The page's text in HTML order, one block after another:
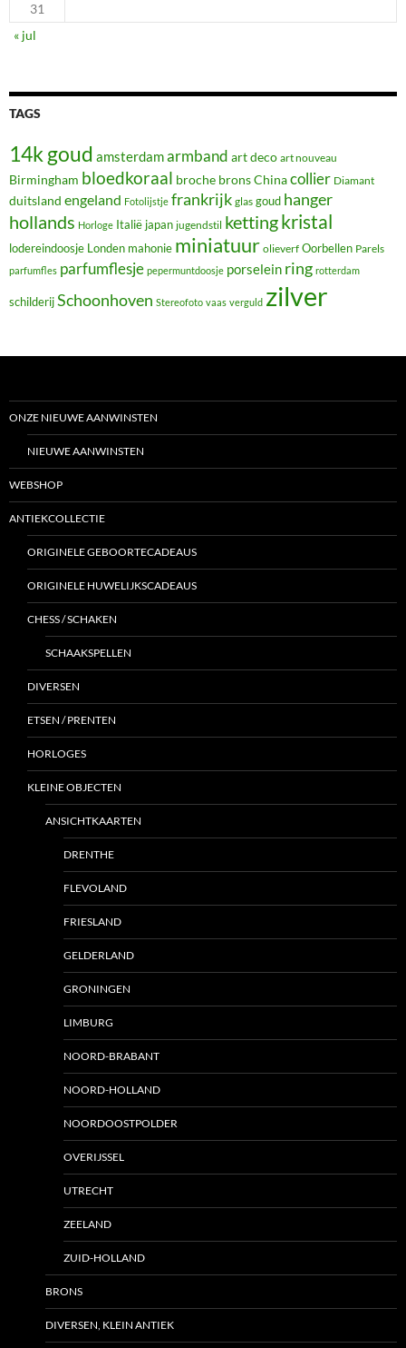
31
« jul
TAGS
14k goud amsterdamarmband art deco art nouveau
Birmingham bloedkoraal broche bronsChinacollier Diamant
duitsland engeland Fotolijstje frankrijk glas goud hanger
hollands Horloge Italië japan jugendstil kettingkristal
lodereindoosje Londen mahonie miniatuur olieverf Oorbellen Parels
parfumfles parfumflesje pepermuntdoosje porselein ring rotterdam
schilderijSchoonhoven Stereofoto vaas verguld zilver
ONZE NIEUWE AANWINSTEN
NIEUWE AANWINSTEN
WEBSHOP
ANTIEKCOLLECTIE
ORIGINELE GEBOORTECADEAUS
ORIGINELE HUWELIJKSCADEAUS
CHESS / SCHAKEN
SCHAAKSPELLEN
DIVERSEN
ETSEN / PRENTEN
HORLOGES
KLEINE OBJECTEN
ANSICHTKAARTEN
DRENTHE
FLEVOLAND
FRIESLAND
GELDERLAND
GRONINGEN
LIMBURG
NOORD-BRABANT
NOORD-HOLLAND
NOORDOOSTPOLDER
OVERIJSSEL
UTRECHT
ZEELAND
ZUID-HOLLAND
BRONS
DIVERSEN, KLEIN ANTIEK